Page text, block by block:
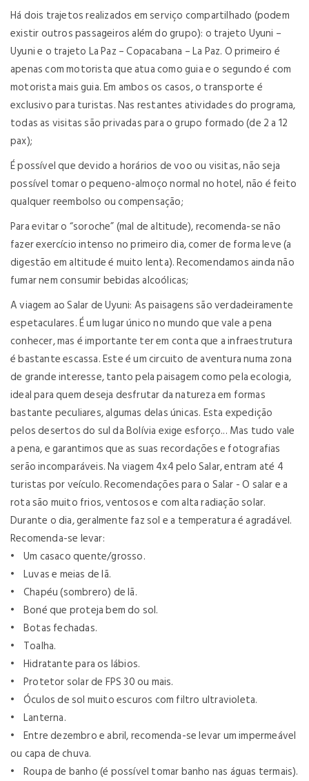
Há dois trajetos realizados em serviço compartilhado (podem
existir outros passageiros além do grupo): o trajeto Uyuni –
Uyuni e o trajeto La Paz – Copacabana – La Paz. O primeiro é
apenas com motorista que atua como guia e o segundo é com
motorista mais guia. Em ambos os casos, o transporte é
exclusivo para turistas. Nas restantes atividades do programa,
todas as visitas são privadas para o grupo formado (de 2 a 12
pax);
É possível que devido a horários de voo ou visitas, não seja
possível tomar o pequeno-almoço normal no hotel, não é feito
qualquer reembolso ou compensação;
Para evitar o “soroche” (mal de altitude), recomenda-se não
fazer exercício intenso no primeiro dia, comer de forma leve (a
digestão em altitude é muito lenta). Recomendamos ainda não
fumar nem consumir bebidas alcoólicas;
A viagem ao Salar de Uyuni: As paisagens são verdadeiramente
espetaculares. É um lugar único no mundo que vale a pena
conhecer, mas é importante ter em conta que a infraestrutura
é bastante escassa. Este é um circuito de aventura numa zona
de grande interesse, tanto pela paisagem como pela ecologia,
ideal para quem deseja desfrutar da natureza em formas
bastante peculiares, algumas delas únicas. Esta expedição
pelos desertos do sul da Bolívia exige esforço... Mas tudo vale
a pena, e garantimos que as suas recordações e fotografias
serão incomparáveis. Na viagem 4x4 pelo Salar, entram até 4
turistas por veículo. Recomendações para o Salar - O salar e a
rota são muito frios, ventosos e com alta radiação solar.
Durante o dia, geralmente faz sol e a temperatura é agradável.
Recomenda-se levar:
• Um casaco quente/grosso.
• Luvas e meias de lã.
• Chapéu (sombrero) de lã.
• Boné que proteja bem do sol.
• Botas fechadas.
• Toalha.
• Hidratante para os lábios.
• Protetor solar de FPS 30 ou mais.
• Óculos de sol muito escuros com filtro ultravioleta.
• Lanterna.
• Entre dezembro e abril, recomenda-se levar um impermeável
ou capa de chuva.
• Roupa de banho (é possível tomar banho nas águas termais).